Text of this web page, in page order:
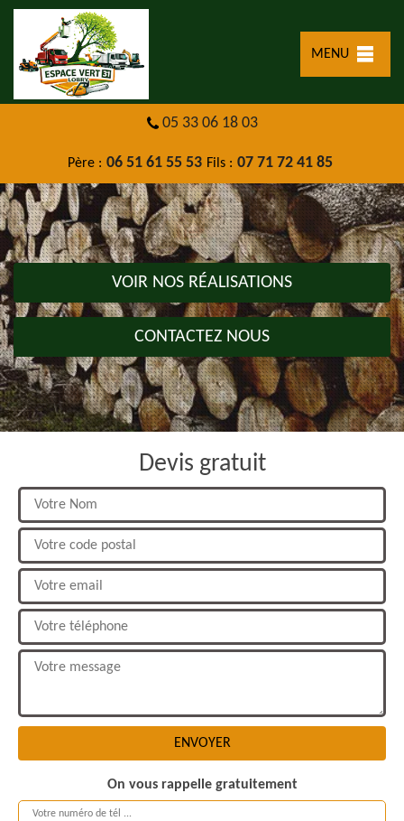
MENU
05 33 06 18 03
Père : 06 51 61 55 53 Fils : 07 71 72 41 85
VOIR NOS RÉALISATIONS
CONTACTEZ NOUS
Devis gratuit
On vous rappelle gratuitement